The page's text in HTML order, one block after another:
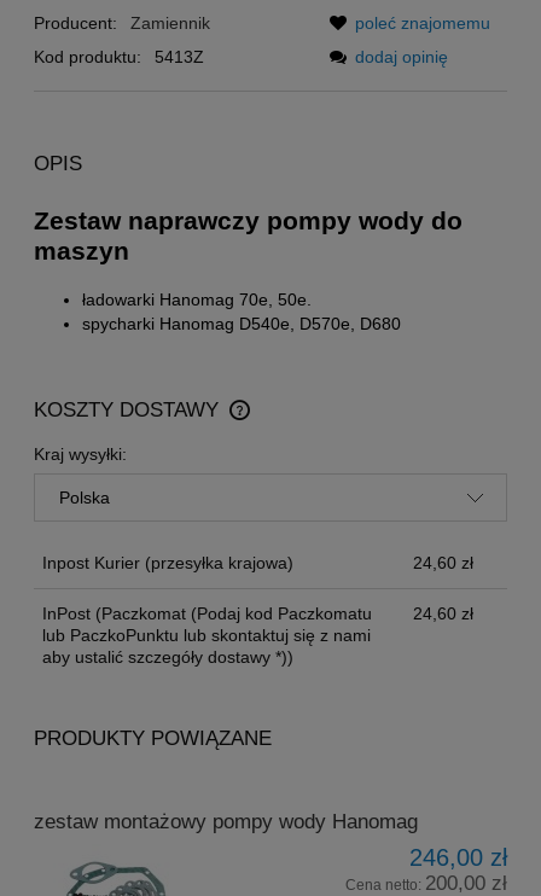
Producent:
Zamiennik
Kod produktu:
5413Z
poleć znajomemu
dodaj opinię
OPIS
Zestaw naprawczy pompy wody do
maszyn
ładowarki Hanomag 70e, 50e.
spycharki Hanomag D540e, D570e, D680
KOSZTY DOSTAWY
CENA NIE ZAWIERA EWENTUALNYCH KOSZTÓW
PŁATNOŚCI
Kraj wysyłki:
Inpost Kurier (przesyłka krajowa) 24,60 zł
InPost (Paczkomat (Podaj kod Paczkomatu
lub PaczkoPunktu lub skontaktuj się z nami
aby ustalić szczegóły dostawy *))
24,60 zł
PRODUKTY POWIĄZANE
zestaw montażowy pompy wody Hanomag
246,00 zł
Cena netto: 200,00 zł